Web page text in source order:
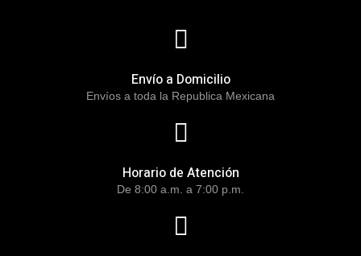
Envío a Domicilio
Envíos a toda la Republica Mexicana
Horario de Atención
De 8:00 a.m. a 7:00 p.m.